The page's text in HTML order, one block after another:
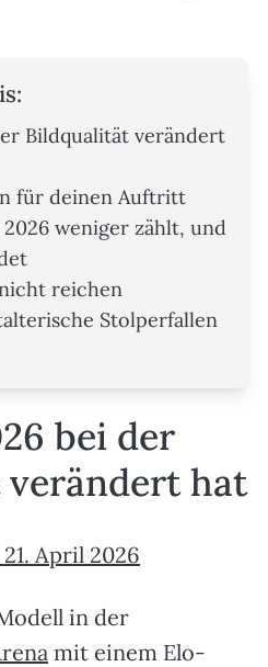
Bildqualität verändert
für deinen Auftritt
weniger zählt, und
reichen
Stolperfallen
bei der
hat
April 2026
in der
mit einem Elo-